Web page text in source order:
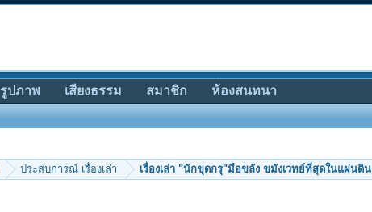
ประสบการณ์ เรื่องเล่า เรื่องเล่า "นักขุดกรุ"มือขลัง ขมังเวทย์ที่สุดในแผ่นดิน
รูปภาพ เสียงธรรม สมาชิก ห้องสนทนา